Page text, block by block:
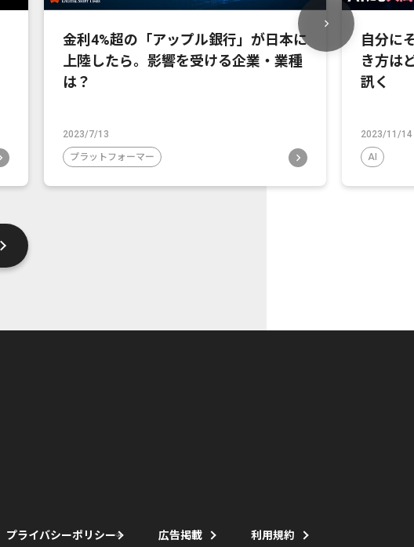
金利4%超の「アップル銀行」が日本に
上陸したら。影響を受ける企業・業種
は？
2023/7/13
プラットフォーマー
自分に
き方は
訊く
2023/11/14
AI
プライバシーポリシー 広告掲載 利用規約